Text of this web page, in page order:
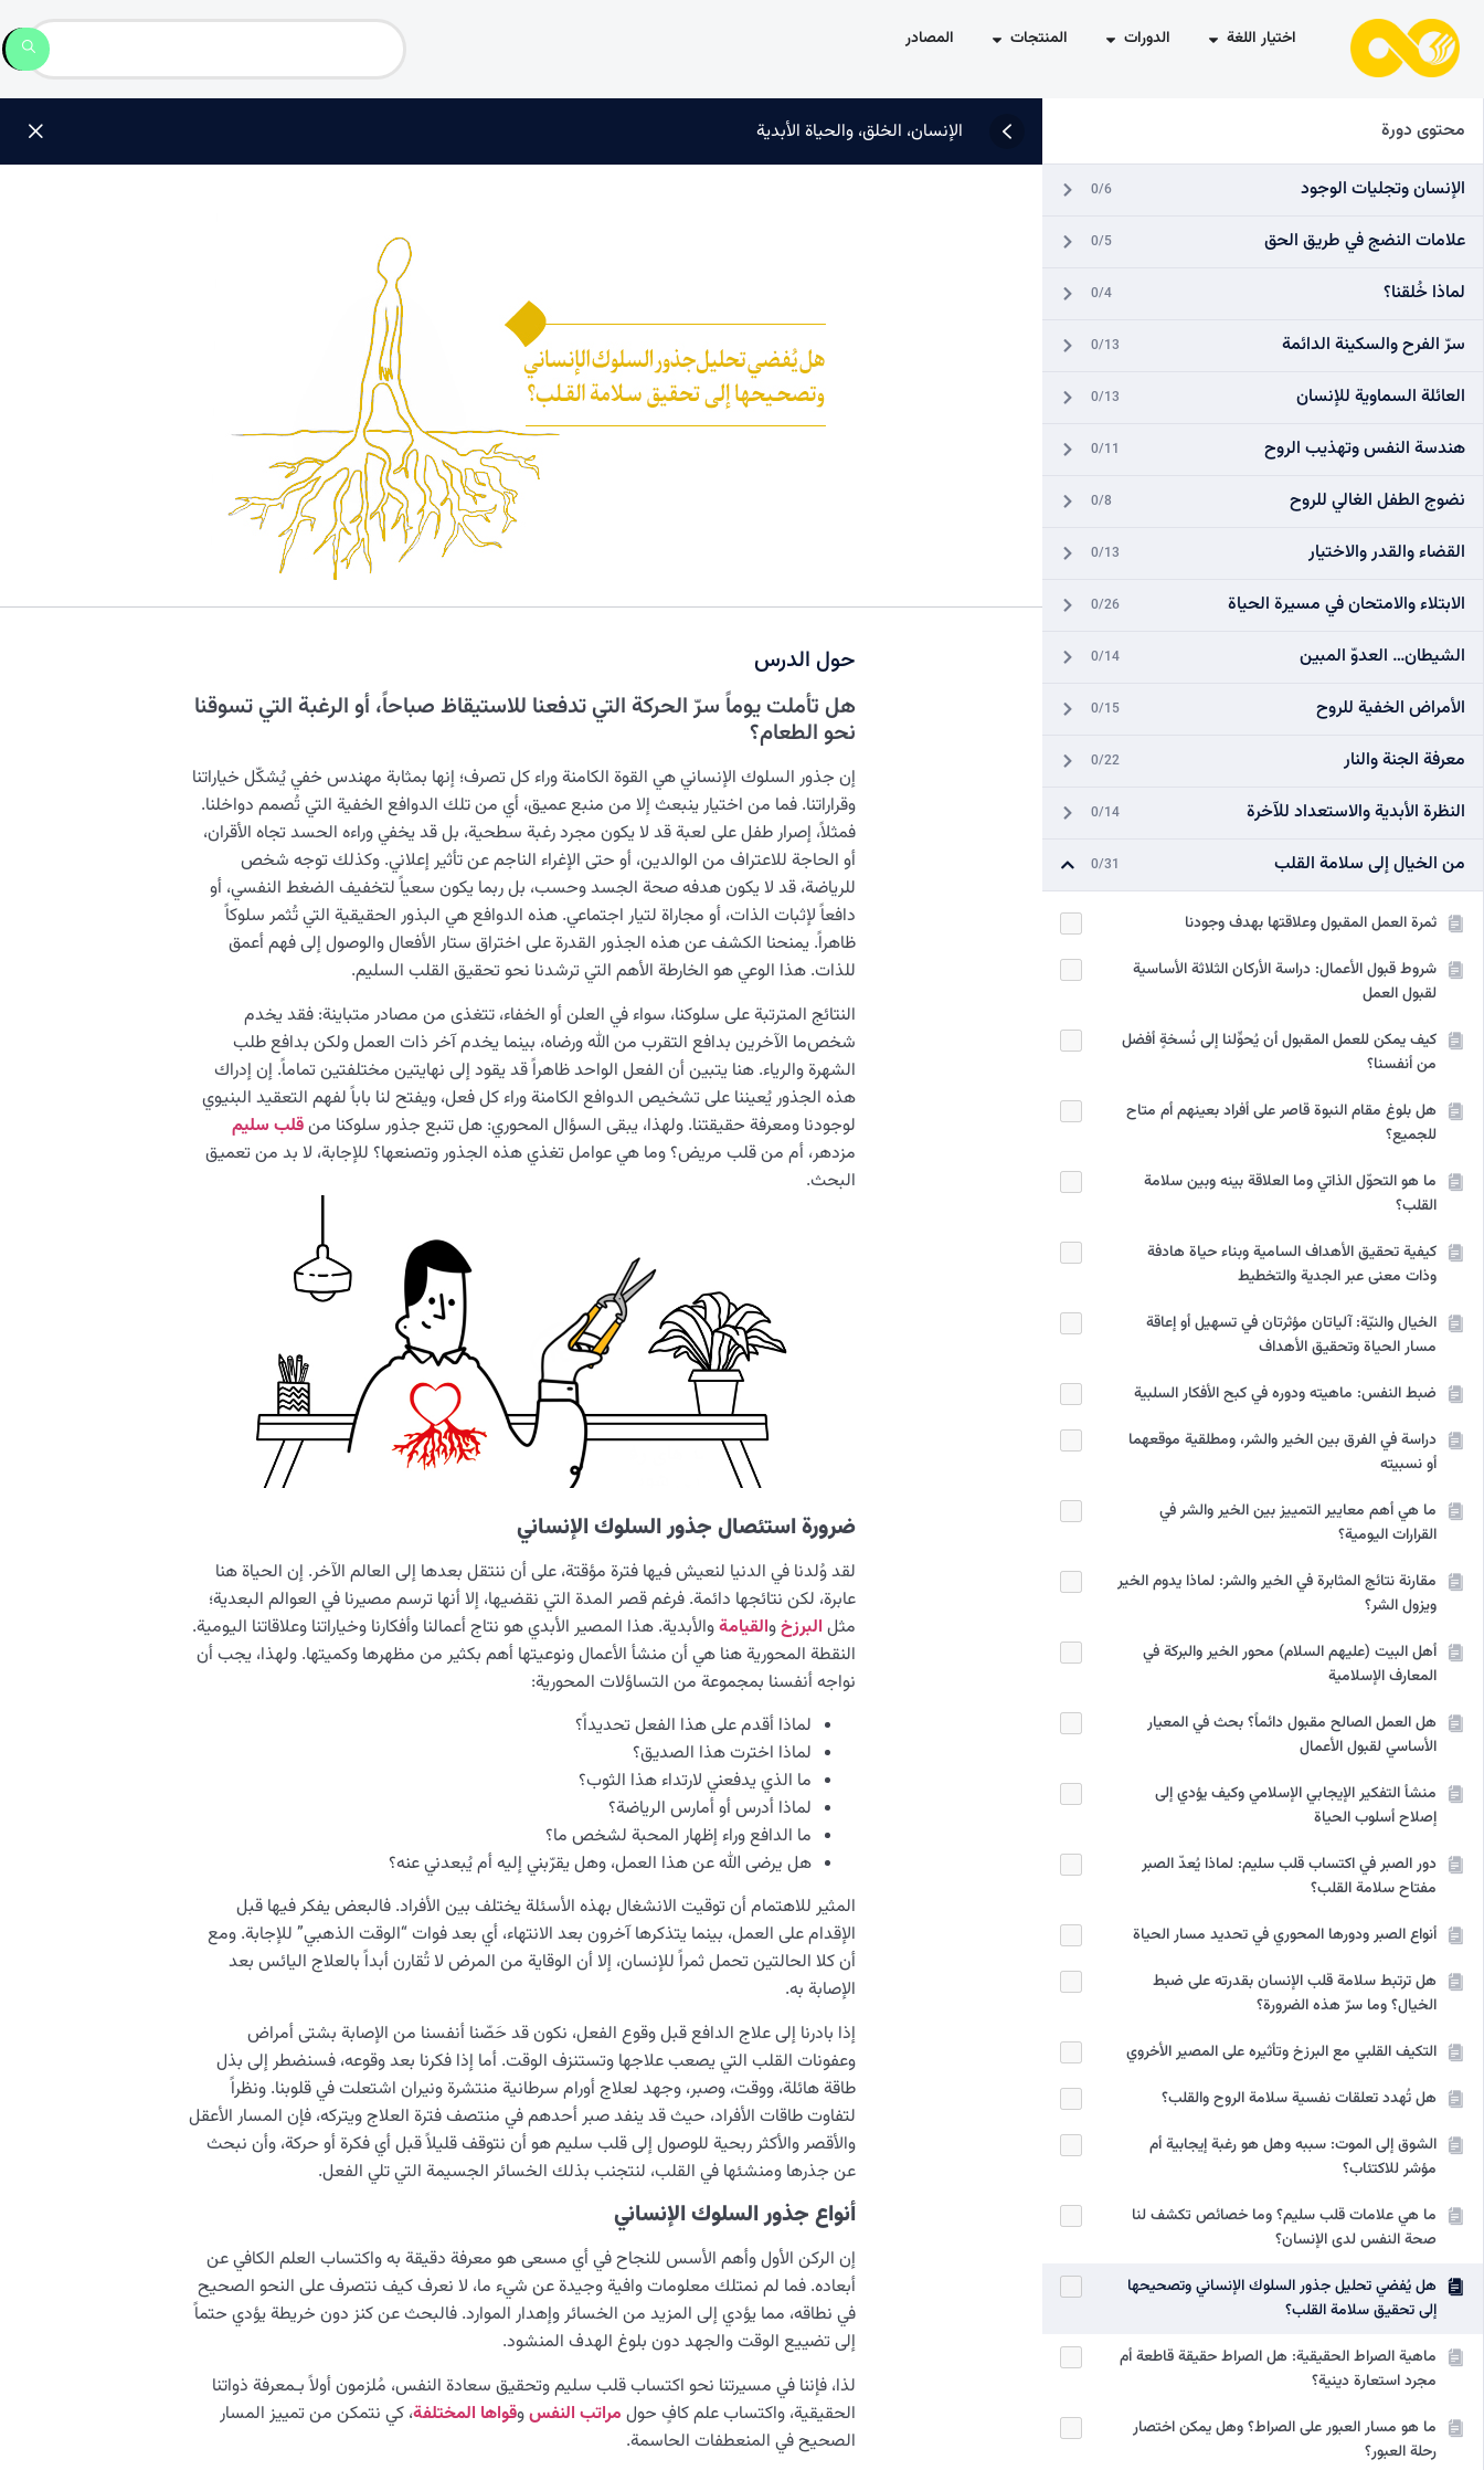
اختيار اللغة الدورات المنتجات المصادر
محتوى دورة
الإنسان وتجليات الوجود 0/6
علامات النضج في طريق الحق 0/5
لماذا خُلقنا؟ 0/4
سرّ الفرح والسكينة الدائمة 0/13
العائلة السماوية للإنسان 0/13
هندسة النفس وتهذيب الروح 0/11
نضوج الطفل الغالي للروح 0/8
القضاء والقدر والاختيار 0/13
الابتلاء والامتحان في مسيرة الحياة 0/26
الشيطان… العدوّ المبين 0/14
الأمراض الخفية للروح 0/15
معرفة الجنة والنار 0/22
النظرة الأبدية والاستعداد للآخرة 0/14
من الخيال إلى سلامة القلب 0/31
ثمرة العمل المقبول وعلاقتها بهدف وجودنا
شروط قبول الأعمال: دراسة الأركان الثلاثة الأساسية
لقبول العمل
كيف يمكن للعمل المقبول أن يُحوِّلنا إلى نُسخةٍ أفضل
من أنفسنا؟
هل بلوغ مقام النبوة قاصر على أفراد بعينهم أم متاح
للجميع؟
ما هو التحوّل الذاتي وما العلاقة بينه وبين سلامة
القلب؟
كيفية تحقيق الأهداف السامية وبناء حياة هادفة
وذات معنى عبر الجدية والتخطيط
الخيال والنيّة: آلياتان مؤثرتان في تسهيل أو إعاقة
مسار الحياة وتحقيق الأهداف
ضبط النفس: ماهيته ودوره في كبح الأفكار السلبية
دراسة في الفرق بين الخير والشر، ومطلقية موقعهما
أو نسبيته
ما هي أهم معايير التمييز بين الخير والشر في
القرارات اليومية؟
مقارنة نتائج المثابرة في الخير والشر: لماذا يدوم الخير
ويزول الشر؟
أهل البيت (عليهم السلام) محور الخير والبركة في
المعارف الإسلامية
هل العمل الصالح مقبول دائماً؟ بحث في المعيار
الأساسي لقبول الأعمال
منشأ التفكير الإيجابي الإسلامي وكيف يؤدي إلى
إصلاح أسلوب الحياة
دور الصبر في اكتساب قلب سليم: لماذا يُعدّ الصبر
مفتاح سلامة القلب؟
أنواع الصبر ودورها المحوري في تحديد مسار الحياة
هل ترتبط سلامة قلب الإنسان بقدرته على ضبط
الخيال؟ وما سرّ هذه الضرورة؟
التكيف القلبي مع البرزخ وتأثيره على المصير الأخروي
هل تُهدد تعلقات نفسية سلامة الروح والقلب؟
الشوق إلى الموت: سببه وهل هو رغبة إيجابية أم
مؤشر للاكتئاب؟
ما هي علامات قلب سليم؟ وما خصائص تكشف لنا
صحة النفس لدى الإنسان؟
هل يُفضي تحليل جذور السلوك الإنساني وتصحيحها
إلى تحقيق سلامة القلب؟
ماهية الصراط الحقيقية: هل الصراط حقيقة قاطعة أم
مجرد استعارة دينية؟
ما هو مسار العبور على الصراط؟ وهل يمكن اختصار
رحلة العبور؟
الإنسان، الخلق، والحياة الأبدية
حول الدرس
هل تأملت يوماً سرّ الحركة التي تدفعنا للاستيقاظ صباحاً، أو الرغبة التي تسوقنا
نحو الطعام؟
إن جذور السلوك الإنساني هي القوة الكامنة وراء كل تصرف؛ إنها بمثابة مهندس خفي يُشكّل خياراتنا
وقراراتنا. فما من اختيار ينبعث إلا من منبع عميق، أي من تلك الدوافع الخفية التي تُصمم دواخلنا.
فمثلاً، إصرار طفل على لعبة قد لا يكون مجرد رغبة سطحية، بل قد يخفي وراءه الحسد تجاه الأقران،
أو الحاجة للاعتراف من الوالدين، أو حتى الإغراء الناجم عن تأثير إعلاني. وكذلك توجه شخص
للرياضة، قد لا يكون هدفه صحة الجسد وحسب، بل ربما يكون سعياً لتخفيف الضغط النفسي، أو
دافعاً لإثبات الذات، أو مجاراة لتيار اجتماعي. هذه الدوافع هي البذور الحقيقية التي تُثمر سلوكاً
ظاهراً. يمنحنا الكشف عن هذه الجذور القدرة على اختراق ستار الأفعال والوصول إلى فهم أعمق
للذات. هذا الوعي هو الخارطة الأهم التي ترشدنا نحو تحقيق القلب السليم.
النتائج المترتبة على سلوكنا، سواء في العلن أو الخفاء، تتغذى من مصادر متباينة: فقد يخدم
شخص‌ما الآخرين بدافع التقرب من الله ورضاه، بينما يخدم آخر ذات العمل ولكن بدافع طلب
الشهرة والرياء. هنا يتبين أن الفعل الواحد ظاهراً قد يقود إلى نهايتين مختلفتين تماماً. إن إدراك
هذه الجذور يُعيننا على تشخيص الدوافع الكامنة وراء كل فعل، ويفتح لنا باباً لفهم التعقيد البنيوي
لوجودنا ومعرفة حقيقتنا. ولهذا، يبقى السؤال المحوري: هل تنبع جذور سلوكنا منقلب سليم
مزدهر، أم من قلب مريض؟ وما هي عوامل تغذي هذه الجذور وتصنعها؟ للإجابة، لا بد من تعميق
البحث.
ضرورة استئصال جذور السلوك الإنساني
لقد وُلدنا في الدنيا لنعيش فيها فترة مؤقتة، على أن ننتقل بعدها إلى العالم الآخر. إن الحياة هنا
عابرة، لكن نتائجها دائمة. فرغم قصر المدة التي نقضيها، إلا أنها ترسم مصيرنا في العوالم البعدية؛
مثل البرزخوالقيامةوالأبدية. هذا المصير الأبدي هو نتاج أعمالنا وأفكارنا وخياراتنا وعلاقاتنا اليومية.
النقطة المحورية هنا هي أن منشأ الأعمال ونوعيتها أهم بكثير من مظهرها وكميتها. ولهذا، يجب أن
نواجه أنفسنا بمجموعة من التساؤلات المحورية:
لماذا أقدم على هذا الفعل تحديداً؟
لماذا اخترت هذا الصديق؟
ما الذي يدفعني لارتداء هذا الثوب؟
لماذا أدرس أو أمارس الرياضة؟
ما الدافع وراء إظهار المحبة لشخص ما؟
هل يرضى الله عن هذا العمل، وهل يقرّبني إليه أم يُبعدني عنه؟
المثير للاهتمام أن توقيت الانشغال بهذه الأسئلة يختلف بين الأفراد. فالبعض يفكر فيها قبل
الإقدام على العمل، بينما يتذكرها آخرون بعد الانتهاء، أي بعد فوات “الوقت الذهبي” للإجابة. ومع
أن كلا الحالتين تحمل ثمراً للإنسان، إلا أن الوقاية من المرض لا تُقارن أبداً بالعلاج اليائس بعد
الإصابة به.
إذا بادرنا إلى علاج الدافع قبل وقوع الفعل، نكون قد حَصّنا أنفسنا من الإصابة بشتى أمراض
وعفونات القلب التي يصعب علاجها وتستنزف الوقت. أما إذا فكرنا بعد وقوعه، فسنضطر إلى بذل
طاقة هائلة، ووقت، وصبر، وجهد لعلاج أورام سرطانية منتشرة ونيران اشتعلت في قلوبنا. ونظراً
لتفاوت طاقات الأفراد، حيث قد ينفد صبر أحدهم في منتصف فترة العلاج ويتركه، فإن المسار الأعقل
والأقصر والأكثر ربحية للوصول إلى قلب سليم هو أن نتوقف قليلاً قبل أي فكرة أو حركة، وأن نبحث
عن جذرها ومنشئها في القلب، لنتجنب بذلك الخسائر الجسيمة التي تلي الفعل.
أنواع جذور السلوك الإنساني
إن الركن الأول وأهم الأسس للنجاح في أي مسعى هو معرفة دقيقة به واكتساب العلم الكافي عن
أبعاده. فما لم نمتلك معلومات وافية وجيدة عن شيء ما، لا نعرف كيف نتصرف على النحو الصحيح
في نطاقه، مما يؤدي إلى المزيد من الخسائر وإهدار الموارد. فالبحث عن كنز دون خريطة يؤدي حتماً
إلى تضييع الوقت والجهد دون بلوغ الهدف المنشود.
لذا، فإننا في مسيرتنا نحو اكتساب قلب سليم وتحقيق سعادة النفس، مُلزمون أولاً بـمعرفة ذواتنا
الحقيقية، واكتساب علم كافٍ حول مراتب النفسوقواها المختلفة، كي نتمكن من تمييز المسار
الصحيح في المنعطفات الحاسمة.